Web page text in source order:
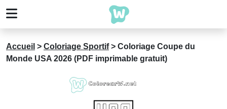
Accueil > Coloriage Sportif> Coloriage Coupe du
Monde USA 2026 (PDF imprimable gratuit)